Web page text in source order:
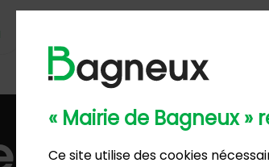
« Mairie de Bagneux »
Ce site utilise des cookies
57, avenue Henri Ravera -